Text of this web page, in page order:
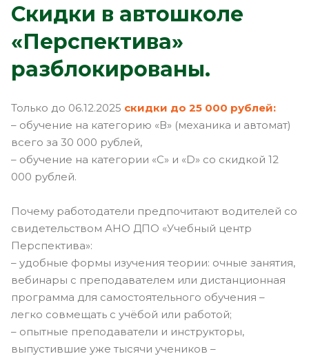
Скидки в автошколе
«Перспектива»
разблокированы.
Только до 06.12.2025 скидки до 25 000 рублей:
– обучение на категорию «В» (механика и автомат)
всего за 30 000 рублей,
– обучение на категории «С» и «D» со скидкой 12
000 рублей.
Почему работодатели предпочитают водителей со
свидетельством АНО ДПО «Учебный центр
Перспектива»:
– удобные формы изучения теории: очные занятия,
вебинары с преподавателем или дистанционная
программа для самостоятельного обучения –
легко совмещать с учёбой или работой;
– опытные преподаватели и инструкторы,
выпустившие уже тысячи учеников –